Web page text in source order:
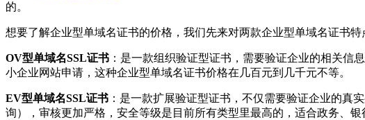
的。
想要了解企业型单域名证书的价格，我们先来对两款企业型单域名证书特
OV型单域名SSL证书 ：是一款组织验证型证书，需要验证企业的相关信
小企业网站申请，这种企业型单域名证书价格在几百元到几千元不等。
EV型单域名SSL证书 ：是一款扩展验证型证书，不仅需要验证企业的真
询），审核更加严格，安全等级是目前所有类型里最高的，适合政务、